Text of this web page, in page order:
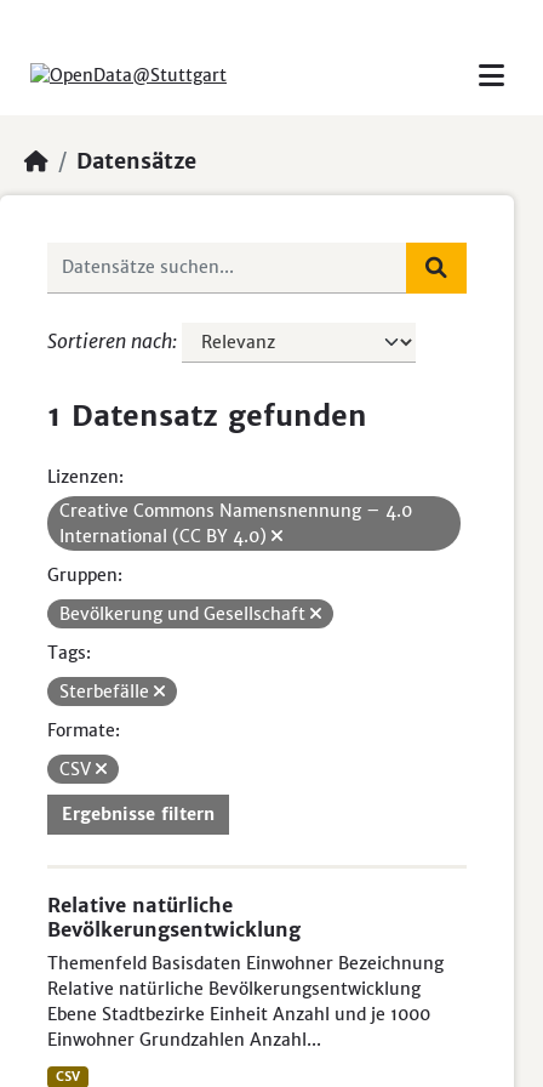
Datensätze
Sortieren nach
1 Datensatz gefunden
Lizenzen:
Creative Commons Namensnennung – 4.0
International (CC BY 4.0)
Gruppen:
Bevölkerung und Gesellschaft
Tags:
Sterbefälle
Formate:
CSV
Ergebnisse filtern
Relative natürliche
Bevölkerungsentwicklung
Themenfeld Basisdaten Einwohner Bezeichnung
Relative natürliche Bevölkerungsentwicklung
Ebene Stadtbezirke Einheit Anzahl und je 1000
Einwohner Grundzahlen Anzahl...
CSV